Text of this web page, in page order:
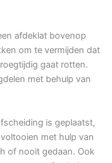
afdeklat bovenop
om te vermijden dat
gaat rotten.
met behulp van
is geplaatst,
met hulp van
of nooit gedaan. Ook